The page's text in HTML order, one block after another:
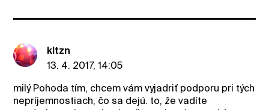
kltzn
13. 4. 2017, 14:05
milý Pohoda tím, chcem vám vyjadriť podporu pri tých
nepríjemnostiach, čo sa dejú. to, že vadíte